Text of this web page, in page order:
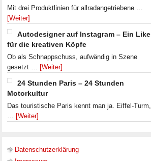
Mit drei Produktlinien für allradangetriebene …
[Weiter]
Autodesigner auf Instagram – Ein Like
für die kreativen Köpfe
Ob als Schnappschuss, aufwändig in Szene
gesetzt … [Weiter]
24 Stunden Paris – 24 Stunden
Motorkultur
Das touristische Paris kennt man ja. Eiffel-Turm,
… [Weiter]
Datenschutzerklärung